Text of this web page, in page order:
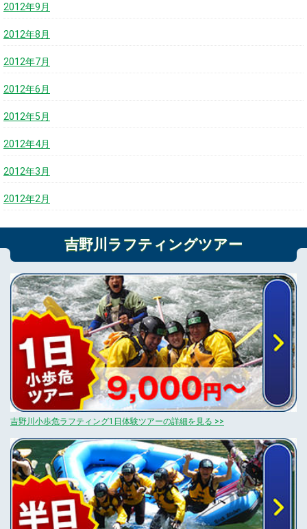
2012年9月
2012年8月
2012年7月
2012年6月
2012年5月
2012年4月
2012年3月
2012年2月
吉野川ラフティングツアー
吉野川小歩危ラフティング1日体験ツアーの詳細を見る >>